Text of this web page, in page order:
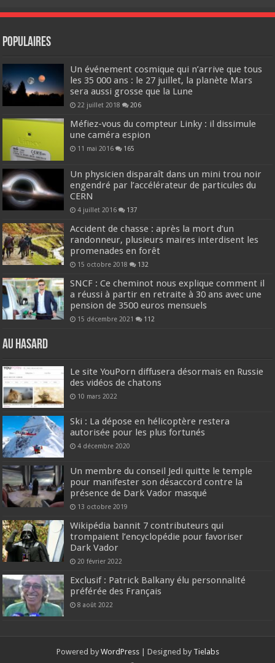
Populaires
Un événement cosmique qui n’arrive que tous
les 35 000 ans : le 27 juillet, la planète Mars
sera aussi grosse que la Lune
22 juillet 2018 206
Méfiez-vous du compteur Linky : il dissimule
une caméra espion
11 mai 2016 165
Un physicien disparaît dans un mini trou noir
engendré par l’accélérateur de particules du
CERN
4 juillet 2016 137
Accident de chasse : après la mort d’un
randonneur, plusieurs maires interdisent les
promenades en forêt
15 octobre 2018 132
SNCF : Ce cheminot nous explique comment il
a réussi à partir en retraite à 30 ans avec une
pension de 3500 euros mensuels
15 décembre 2021 112
Au hasard
Le site YouPorn diffusera désormais en Russie
des vidéos de chatons
10 mars 2022
Ski : La dépose en hélicoptère restera
autorisée pour les plus fortunés
4 décembre 2020
Un membre du conseil Jedi quitte le temple
pour manifester son désaccord contre la
présence de Dark Vador masqué
13 octobre 2019
Wikipédia bannit 7 contributeurs qui
trompaient l’encyclopédie pour favoriser
Dark Vador
20 février 2022
Exclusif : Patrick Balkany élu personnalité
préférée des Français
8 août 2022
Powered by WordPress| Designed by Tielabs